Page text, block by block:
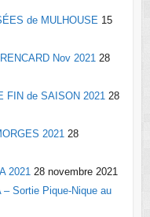
de MULHOUSE 15
Nov 2021 28
FIN de SAISON 2021 28
2021 28
2021 28 novembre 2021
– Sortie Pique-Nique au